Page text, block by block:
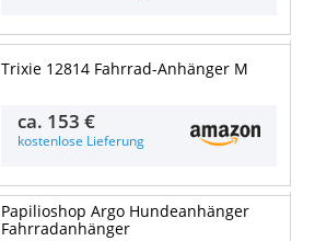
Trixie 12814 Fahrrad-Anhänger M
ca. 153 €
kostenlose Lieferung
Papilioshop Argo Hundeanhänger
Fahrradanhänger